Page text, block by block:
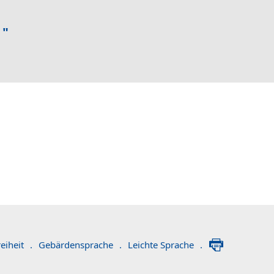
. Gebärdensprache . Leichte Sprache .